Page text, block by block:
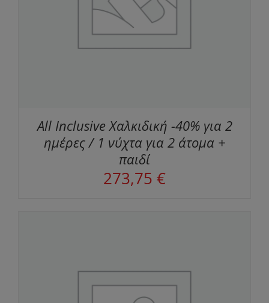
All Inclusive Χαλκιδική -40% για 2
ημέρες / 1 νύχτα για 2 άτομα +
παιδί
273,75 €